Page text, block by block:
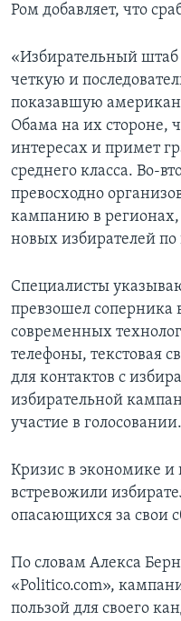
Ром добавляет, что
«Избирательный
четкую и
показавшую
Обама на их стороне,
интересах и примет
среднего класса. Во-
превосходно
кампанию в
новых избирателей по
Специалисты
превзошел соперника
современных
телефоны, текстовая
для контактов с
избирательной
участие в голосовании.
Кризис в экономике
встревожили
опасающихся за свои
По словам Алекса
«Politico.com»,
пользой для своего